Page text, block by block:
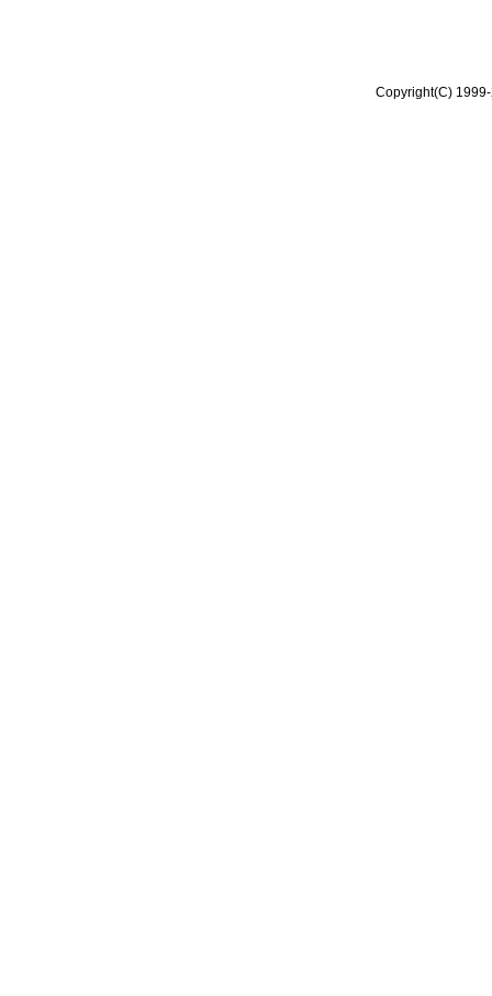
Copyright(C)